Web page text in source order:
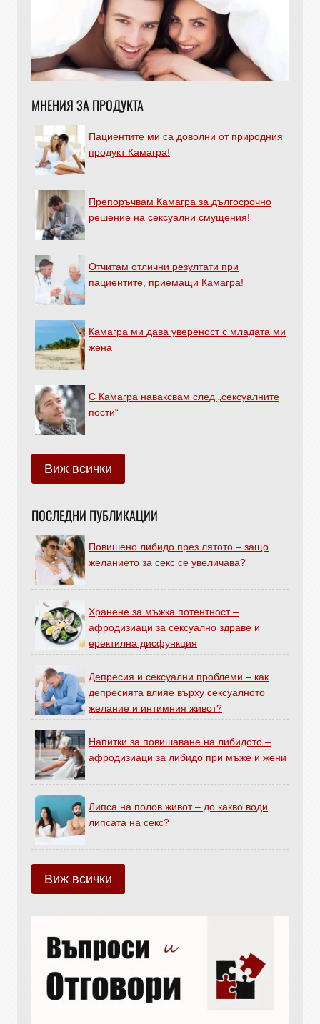
МНЕНИЯ ЗА ПРОДУКТА
Пациентите ми са доволни от природния
продукт Камагра!
Препоръчвам Камагра за дългосрочно
решение на сексуални смущения!
Отчитам отлични резултати при
пациентите, приемащи Камагра!
Камагра ми дава увереност с младата ми
жена
С Камагра наваксвам след „сексуалните
пости“
Виж всички
ПОСЛЕДНИ ПУБЛИКАЦИИ
Повишено либидо през лятото – защо
желанието за секс се увеличава?
Хранене за мъжка потентност –
афродизиаци за сексуално здраве и
еректилна дисфункция
Депресия и сексуални проблеми – как
депресията влияе върху сексуалното
желание и интимния живот?
Напитки за повишаване на либидото –
афродизиаци за либидо при мъже и жени
Липса на полов живот – до какво води
липсата на секс?
Виж всички